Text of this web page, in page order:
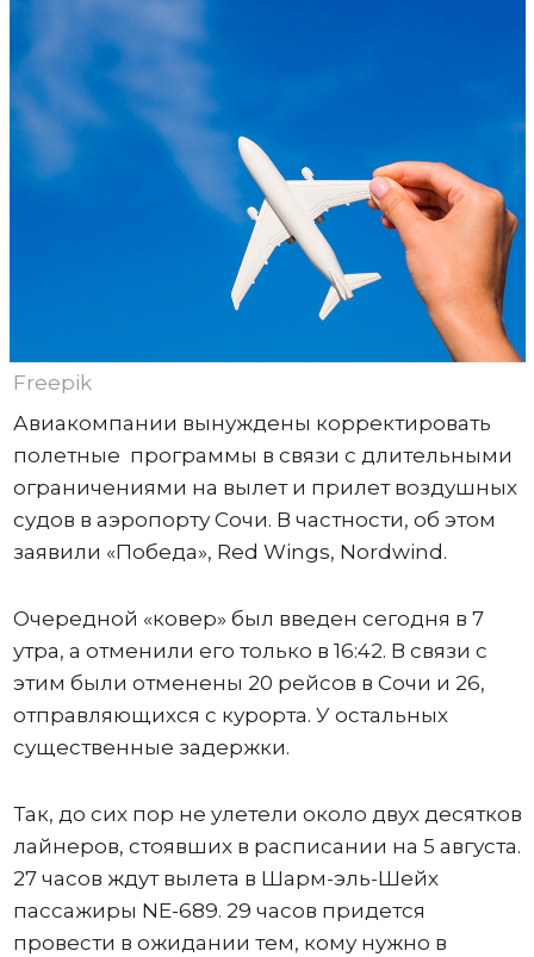
Freepik
Авиакомпании вынуждены корректировать
полетные программы в связи с длительными
ограничениями на вылет и прилет воздушных
судов в аэропорту Сочи. В частности, об этом
заявили «Победа», Red Wings, Nordwind.
Очередной «ковер» был введен сегодня в 7
утра, а отменили его только в 16:42. В связи с
этим были отменены 20 рейсов в Сочи и 26,
отправляющихся с курорта. У остальных
существенные задержки.
Так, до сих пор не улетели около двух десятков
лайнеров, стоявших в расписании на 5 августа.
27 часов ждут вылета в Шарм-эль-Шейх
пассажиры NE-689. 29 часов придется
провести в ожидании тем, кому нужно в